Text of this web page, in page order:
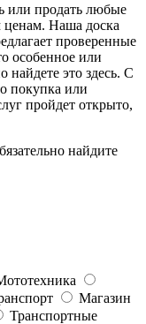
или продать любые
Наша доска
проверенные
особенное или
это здесь. С
покупка или
пройдет открыто,
найдите
Магазин
Транспортные